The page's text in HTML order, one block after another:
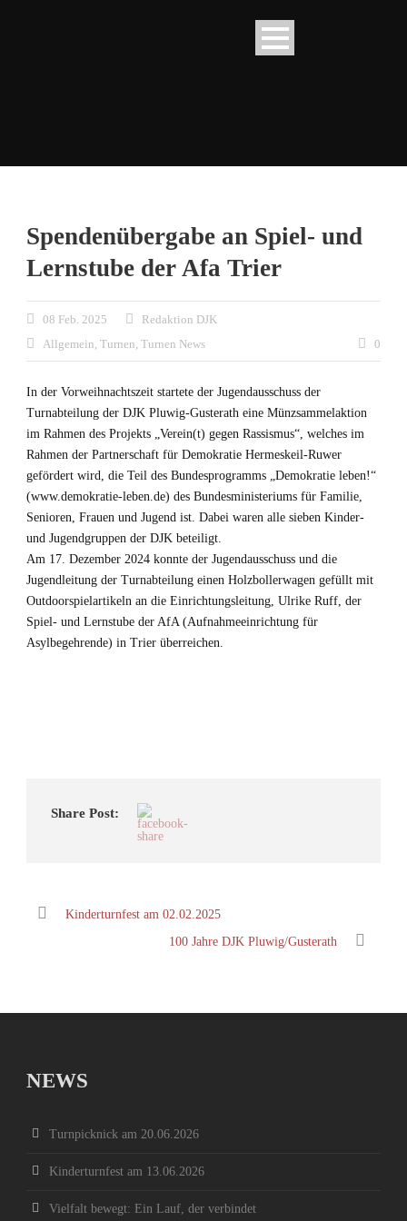
Spendenübergabe an Spiel- und
Lernstube der Afa Trier
08 Feb. 2025
Redaktion DJK
Allgemein, Turnen, Turnen News 0
In der Vorweihnachtszeit startete der Jugendausschuss der
Turnabteilung der DJK Pluwig-Gusterath eine Münzsammelaktion
im Rahmen des Projekts „Verein(t) gegen Rassismus“, welches im
Rahmen der Partnerschaft für Demokratie Hermeskeil-Ruwer
gefördert wird, die Teil des Bundesprogramms „Demokratie leben!“
(www.demokratie-leben.de) des Bundesministeriums für Familie,
Senioren, Frauen und Jugend ist. Dabei waren alle sieben Kinder-
und Jugendgruppen der DJK beteiligt.
Am 17. Dezember 2024 konnte der Jugendausschuss und die
Jugendleitung der Turnabteilung einen Holzbollerwagen gefüllt mit
Outdoorspielartikeln an die Einrichtungsleitung, Ulrike Ruff, der
Spiel- und Lernstube der AfA (Aufnahmeeinrichtung für
Asylbegehrende) in Trier überreichen.
Share Post:
Kinderturnfest am 02.02.2025
100 Jahre DJK Pluwig/Gusterath
NEWS
Turnpicknick am 20.06.2026
Kinderturnfest am 13.06.2026
Vielfalt bewegt: Ein Lauf, der verbindet